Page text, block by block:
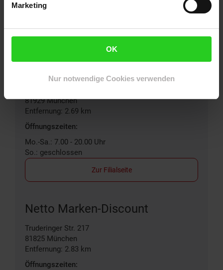
Marketing
OK
Nur notwendige Cookies verwenden
Mo.-Sa.: 7.00 - 20.00 Uhr
81929 München
Entfernung: 2.69 km
Öffnungszeiten:
Mo.-Sa.: 7.00 - 20.00 Uhr
So.: geschlossen
Zur Filialseite
Netto Marken-Discount
Truderinger Str. 217
81825 München
Entfernung: 2.83 km
Öffnungszeiten: